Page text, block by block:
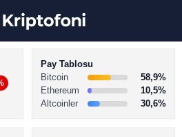
Pay Tablosu
Bitcoin
58,9%
Ethereum
10,5%
Altcoinler
30,6%